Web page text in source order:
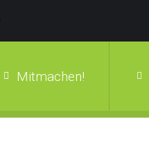
Mitmachen!